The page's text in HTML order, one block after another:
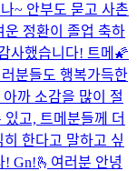
~ 안부도 묻고 사촌
운 정환이 졸업 축하
사했습니다! 트메🌠
분들도 행복가득한
까 소감을 많이 절
고, 트메분들께 더
한다고 말하고 싶
! Gn!🫰 여러분 안녕